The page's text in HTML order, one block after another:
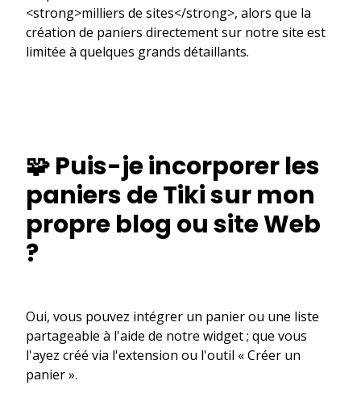
<strong>milliers de sites</strong>, alors que la
création de paniers directement sur notre site est
limitée à quelques grands détaillants.
🧩 Puis-je incorporer les
paniers de Tiki sur mon
propre blog ou site Web
?
Oui, vous pouvez intégrer un panier ou une liste
partageable à l'aide de notre widget ; que vous
l'ayez créé via l'extension ou l'outil « Créer un
panier ».